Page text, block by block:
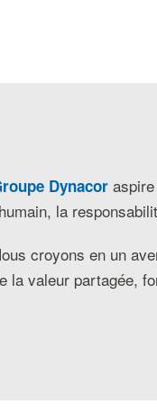
Dynacoraspire
la
croyons en un
la valeur partagée,